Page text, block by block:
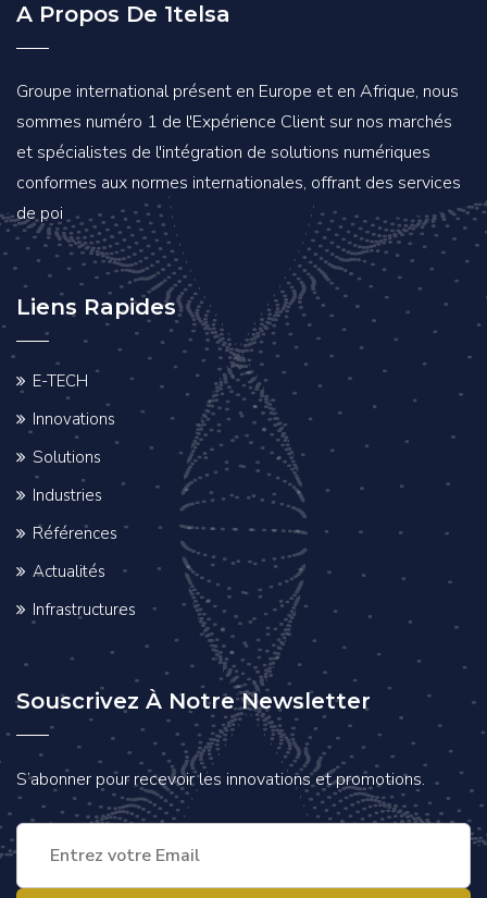
A Propos De 1telsa
Groupe international présent en Europe et en Afrique, nous
sommes numéro 1 de l'Expérience Client sur nos marchés
et spécialistes de l'intégration de solutions numériques
conformes aux normes internationales, offrant des services
de poi
Liens Rapides
E-TECH
Innovations
Solutions
Industries
Références
Actualités
Infrastructures
Souscrivez À Notre Newsletter
S’abonner pour recevoir les innovations et promotions.